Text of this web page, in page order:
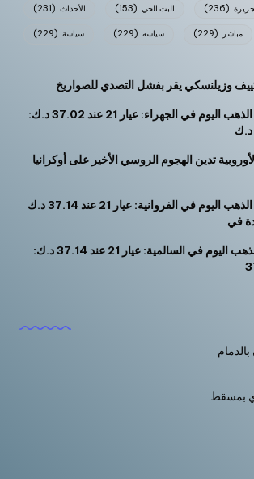
الأحداث (231) البث الحي (153) (236)
سياسة (229) سياسه (229) مباشر (229)
وزيلنسكي يقر بفشل التصدي للصواريخ
تحديث محلي: سعر الذهب اليوم في الجهراء: عيار 21 عند 37.02 د.ك:
تدين الهجوم الروسي الأخير على أوكرانيا
تحديث محلي: سعر الذهب اليوم في الفروانية: عيار 21 عند 37.14 د.ك
في
آخر الأسعار: سعر الذهب اليوم في السالمية: عيار 21 عند 37.14 د.ك:
بمسقط